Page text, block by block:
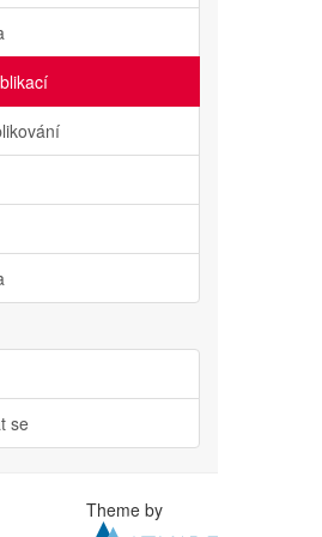
se
Theme by